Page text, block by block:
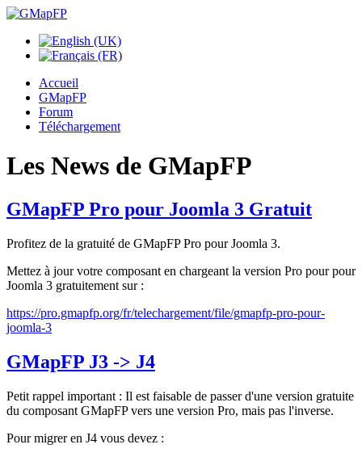
Accueil
GMapFP
Forum
Téléchargement
Les News de GMapFP
GMapFP Pro pour Joomla 3 Gratuit
Profitez de la gratuité de GMapFP Pro pour Joomla 3.
Mettez à jour votre composant en chargeant la version Pro pour pour
Joomla 3 gratuitement sur :
https://pro.gmapfp.org/fr/telechargement/file/gmapfp-pro-pour-
joomla-3
GMapFP J3 -> J4
Petit rappel important : Il est faisable de passer d'une version gratuite
du composant GMapFP vers une version Pro, mais pas l'inverse.
Pour migrer en J4 vous devez :